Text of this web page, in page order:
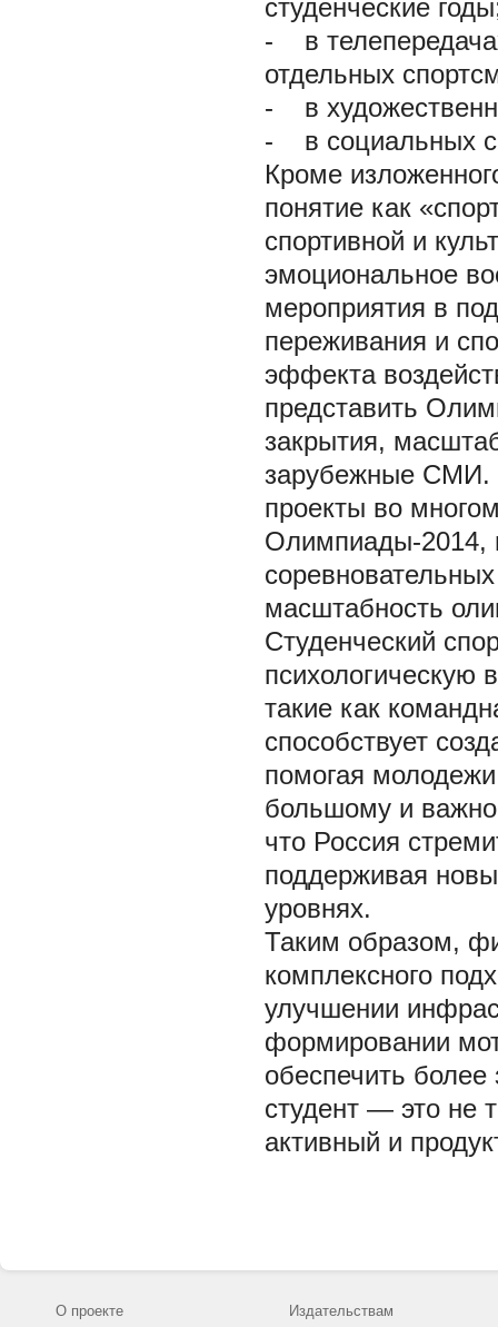
студенческие
- в
отдельных
- в
- в социальных
Кроме
понятие как
спортивной и
эмоциональное
мероприятия в
переживания и
эффекта
представить
закрытия,
зарубежные СМИ.
проекты во
Олимпиады-2014,
масштабность
Студенческий
психологическую
такие как
способствует
помогая
большому и
что Россия
поддерживая
уровнях.
Таким образом,
комплексного
улучшении
формировании
обеспечить
студент — это не
активный и
О проекте
Издательствам